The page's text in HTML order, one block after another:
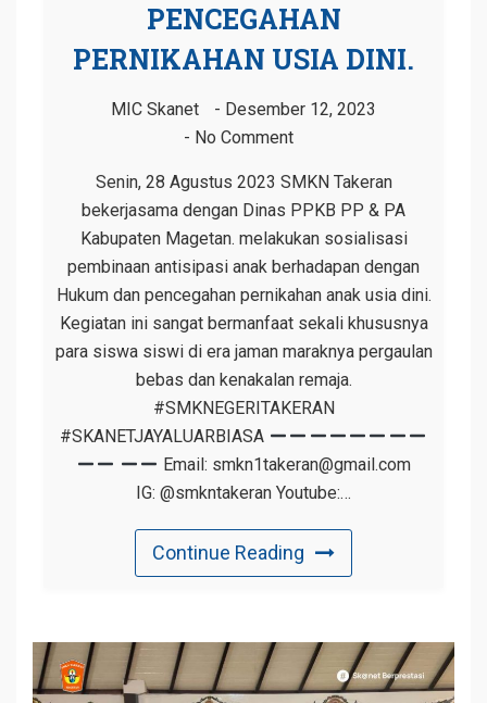
PENCEGAHAN
PERNIKAHAN USIA DINI.
MIC Skanet
Desember 12, 2023
No Comment
Senin, 28 Agustus 2023 SMKN Takeran
bekerjasama dengan Dinas PPKB PP & PA
Kabupaten Magetan. melakukan sosialisasi
pembinaan antisipasi anak berhadapan dengan
Hukum dan pencegahan pernikahan anak usia dini.
Kegiatan ini sangat bermanfaat sekali khususnya
para siswa siswi di era jaman maraknya pergaulan
bebas dan kenakalan remaja.
#SMKNEGERITAKERAN
#SKANETJAYALUARBIASA
Email: smkn1takeran@gmail.com
IG: @smkntakeran Youtube:…
Continue Reading